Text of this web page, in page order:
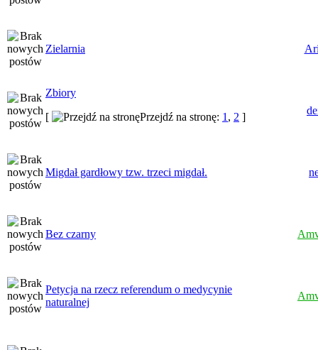
Zielarnia
Zbiory
[
Przejdź na stronę: 1 , 2 ]
Migdał gardłowy tzw. trzeci migdał.
Bez czarny
Petycja na rzecz referendum o medycynie
naturalnej